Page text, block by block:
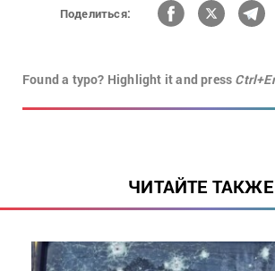
Поделиться:
Found a typo? Highlight it and press
ЧИТАЙТЕ ТАКЖЕ